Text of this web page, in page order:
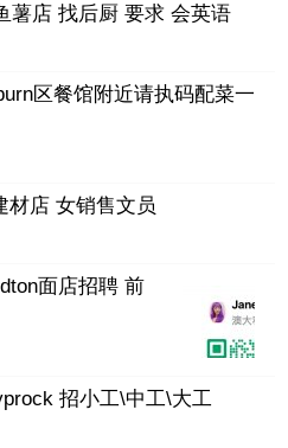
薯店 找后厨 要求 会英语
区餐馆附近请执码配菜一
材店 女销售文员
面店招聘 前
招小工\中工\大工